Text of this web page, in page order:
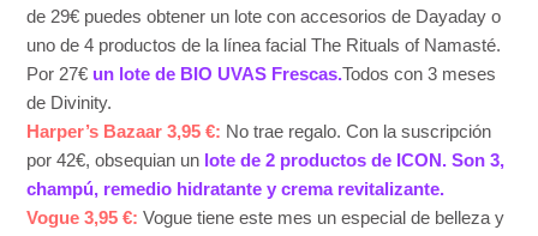
de 29€ puedes obtener un lote con accesorios de Dayaday o
uno de 4 productos de la línea facial The Rituals of Namasté.
Por 27€ un lote de BIO UVAS Frescas.Todos con 3 meses
de Divinity.
Harper’s Bazaar 3,95 €: No trae regalo. Con la suscripción
por 42€, obsequian un lote de 2 productos de ICON. Son 3,
champú, remedio hidratante y crema revitalizante.
Vogue 3,95 €: Vogue tiene este mes un especial de belleza y